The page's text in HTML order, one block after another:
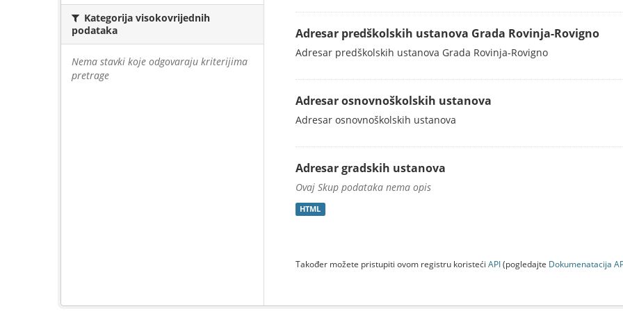
Kategorija visokovrijednih
podataka
Nema stavki koje odgovaraju kriterijima
pretrage
Adresar predškolskih ustanova Grada Rovinja-Rovigno
Adresar predškolskih ustanova Grada Rovinja-Rovigno
Adresar osnovnoškolskih ustanova
Adresar osnovnoškolskih ustanova
Adresar gradskih ustanova
Ovaj Skup podataka nema opis
HTML
Također možete pristupiti ovom registru koristeći API(pogledajte Dokumenаtаcijа